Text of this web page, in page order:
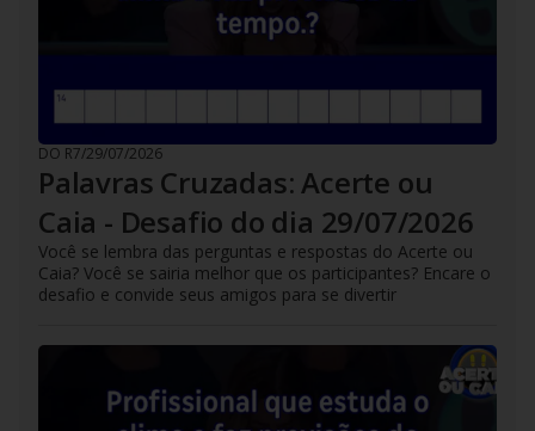
DO R7/29/07/2026
Palavras Cruzadas: Acerte ou
Caia - Desafio do dia 29/07/2026
Você se lembra das perguntas e respostas do Acerte ou
Caia? Você se sairia melhor que os participantes? Encare o
desafio e convide seus amigos para se divertir